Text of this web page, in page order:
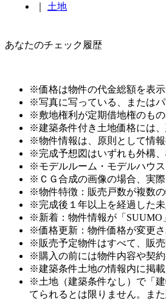
土地
あなたのチェック履歴
※価格は物件の代金総額を表示
※写真に写っている、または
※敷地権利が定期借地権のもの
※建築条件付き土地価格には、
※物件情報は、原則として情
※完成予想図はいずれも外構
※モデルルーム・モデルハウ
※ＣＧ合成の画像の場合、実
※物件特徴：販売戸数が複数
※完成後１年以上を経過した
※新着：物件情報が「SUUMO
※価格更新：物件価格が変更
※販売予定物件はすべて、販
※購入の前には物件内容や契
※建築条件土地の情報内に掲
※土地（建築条件なし）で「
てられるとは限りません。ま